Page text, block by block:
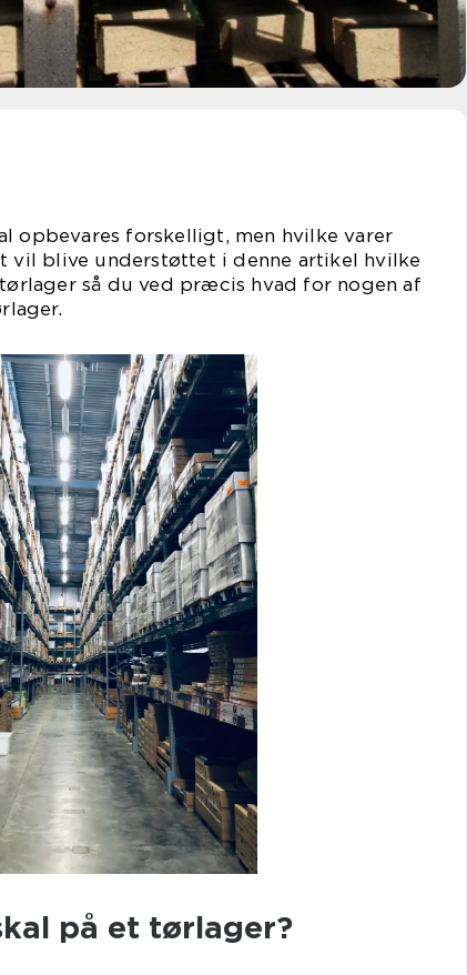
opbevares forskelligt, men hvilke varer
vil blive understøttet i denne artikel hvilke
så du ved præcis hvad for nogen af
på et tørlager?